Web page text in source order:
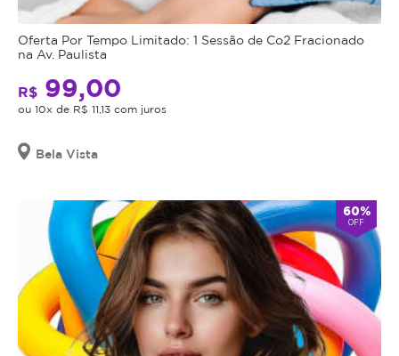
Oferta Por Tempo Limitado: 1 Sessão de Co2 Fracionado
na Av. Paulista
R$ 99,00
ou 10x de R$ 11,13 com juros
Bela Vista
60%
OFF